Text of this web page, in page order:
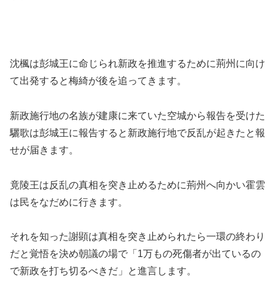
沈楓は彭城王に命じられ新政を推進するために荊州に向け
て出発すると梅綺が後を追ってきます。
新政施行地の名族が建康に来ていた空城から報告を受けた
驪歌は彭城王に報告すると新政施行地で反乱が起きたと報
せが届きます。
竟陵王は反乱の真相を突き止めるために荊州へ向かい霍雲
は民をなだめに行きます。
それを知った謝顕は真相を突き止められたら一環の終わり
だと覚悟を決め朝議の場で「1万もの死傷者が出ているの
で新政を打ち切るべきだ」と進言します。